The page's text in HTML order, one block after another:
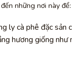
những nơi này để:
ly cà phê đặc sản
hương giống như